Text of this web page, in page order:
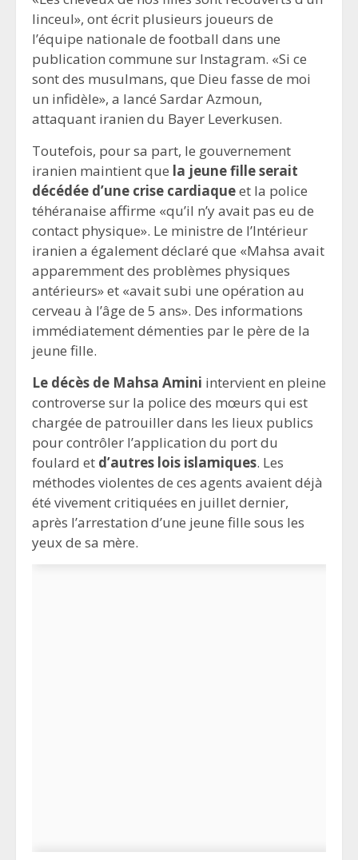
linceul», ont écrit plusieurs joueurs de
l’équipe nationale de football dans une
publication commune sur Instagram. «Si ce
sont des musulmans, que Dieu fasse de moi
un infidèle», a lancé Sardar Azmoun,
attaquant iranien du Bayer Leverkusen.
Toutefois, pour sa part, le gouvernement
iranien maintient que la jeune fille serait
décédée d’une crise cardiaqueet la police
téhéranaise affirme «qu’il n’y avait pas eu de
contact physique». Le ministre de l’Intérieur
iranien a également déclaré que «Mahsa avait
apparemment des problèmes physiques
antérieurs» et «avait subi une opération au
cerveau à l’âge de 5 ans». Des informations
immédiatement démenties par le père de la
jeune fille.
Le décès de Mahsa Amini intervient en pleine
controverse sur la police des mœurs qui est
chargée de patrouiller dans les lieux publics
pour contrôler l’application du port du
foulard et d’autres lois islamiques. Les
méthodes violentes de ces agents avaient déjà
été vivement critiquées en juillet dernier,
après l’arrestation d’une jeune fille sous les
yeux de sa mère.